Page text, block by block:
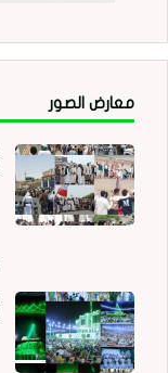
معارض الصور